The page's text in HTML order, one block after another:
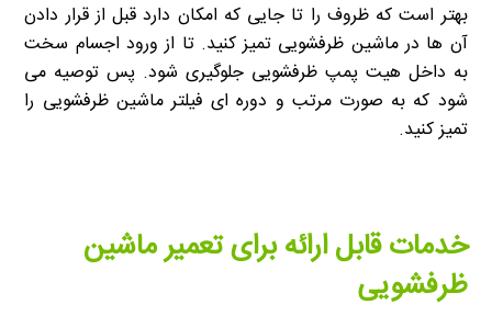
بهتر است که ظروف را تا جایی که امکان دارد قبل از قرار دادن
آن ها در ماشین ظرفشویی تمیز کنید. تا از ورود اجسام سخت
به داخل هیت پمپ ظرفشویی جلوگیری شود. پس توصیه می
شود که به صورت مرتب و دوره ای فیلتر ماشین ظرفشویی را
تمیز کنید.
خدمات قابل ارائه برای تعمیر ماشین
ظرفشویی